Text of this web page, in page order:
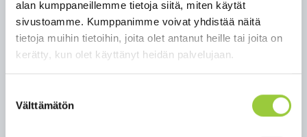
alan kumppaneillemme tietoja siitä, miten käytät
sivustoamme. Kumppanimme voivat yhdistää näitä
tietoja muihin tietoihin, joita olet antanut heille tai joita on
kerätty, kun olet käyttänyt heidän palvelujaan.
valinta
Välttämätön
suunnitelmien mukaisesti Kotolinnassa. Täällä
luvassa mm. trubaduuriesitys ja askartelua!
Oulujärven Melojien melontaesitys pidetään torin
rannassa noin kello 22.